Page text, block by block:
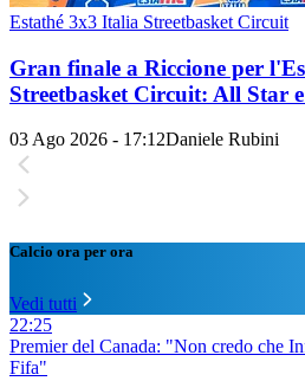
Estathé 3x3 Italia Streetbasket Circuit
Gran finale a Riccione per
Streetbasket Circuit: All Star
03 Ago 2026 - 17:12Daniele Rubini
Calcio ora per ora
Vedi tutti
22:25
Premier del Canada: "Non credo che
Fifa"